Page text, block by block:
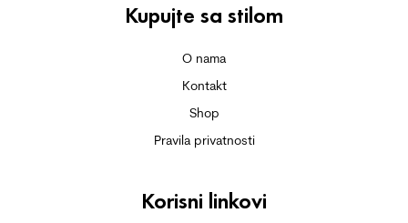
Kupujte sa stilom
O nama
Kontakt
Shop
Pravila privatnosti
Korisni linkovi